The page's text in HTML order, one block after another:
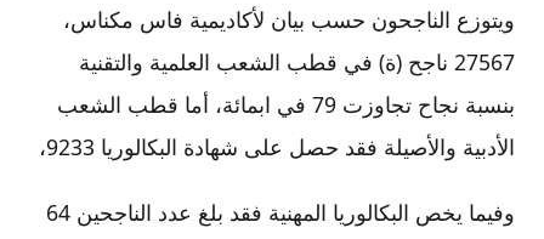
ويتوزع الناجحون حسب بيان لأكاديمية فاس مكناس،
27567 ناجح (ة) في قطب الشعب العلمية والتقنية
بنسبة نجاح تجاوزت 79 في ابمائة، أما قطب الشعب
الأدبية والأصيلة فقد حصل على شهادة البكالوريا 9233،
وفيما يخص البكالوريا المهنية فقد بلغ عدد الناجحين 64